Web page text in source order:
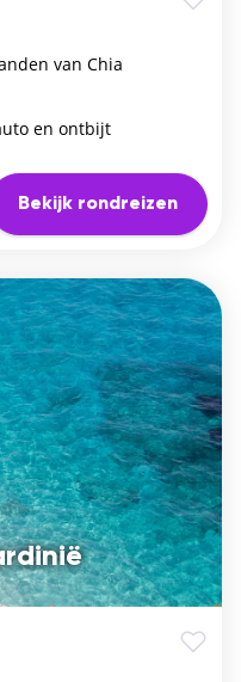
van Chia
en ontbijt
Bekijk rondreizen